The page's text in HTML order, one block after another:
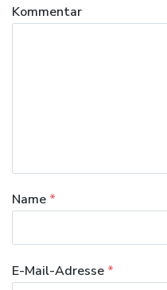
Kommentar
Name *
E-Mail-Adresse *